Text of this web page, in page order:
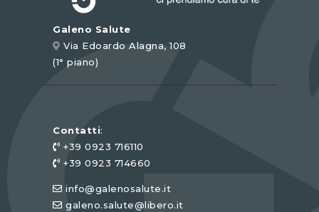
Galeno Salute
Via Edoardo Alagna, 108
(1° piano)
Contatti:
+39 0923 716110
+39 0923 714660
info@galenosalute.it
galeno.salute@libero.it